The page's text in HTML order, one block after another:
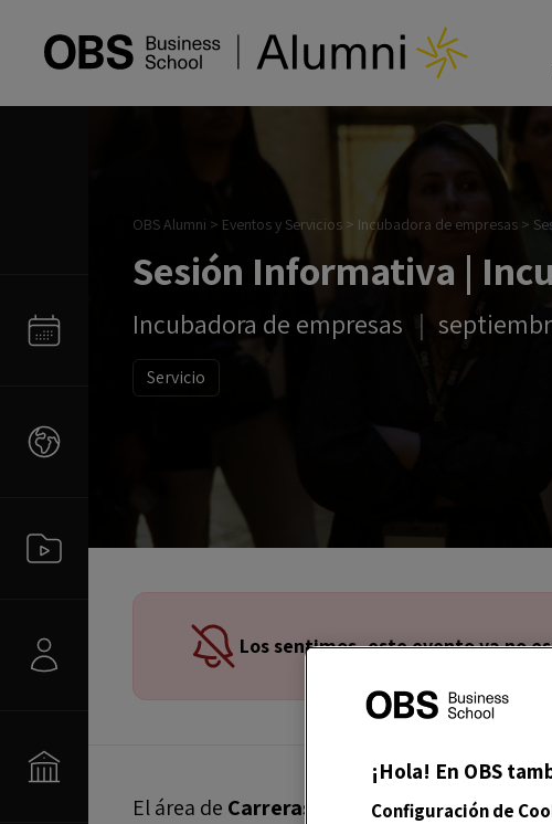
OBS Alumni > Eventos y Servicios > Incubadora de empresas >
Sesión Informativa |
Incubadora de empresas
Servicio
Los sentimos, este evento ya no
El área de Carreras Profesionalespone a tu
¡Hola! En OBS
Configuración de